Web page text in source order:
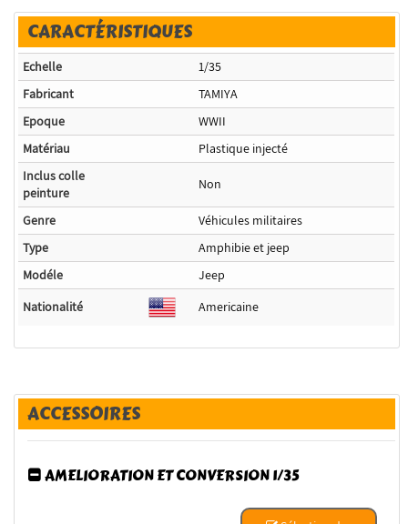
CARACTÉRISTIQUES
Echelle
1/35
Fabricant
TAMIYA
Epoque
WWII
Matériau
Plastique injecté
Inclus colle
peinture
Non
Genre
Véhicules militaires
Type
Amphibie et jeep
Modéle
Jeep
Nationalité
Americaine
ACCESSOIRES
AMELIORATION ET CONVERSION 1/35